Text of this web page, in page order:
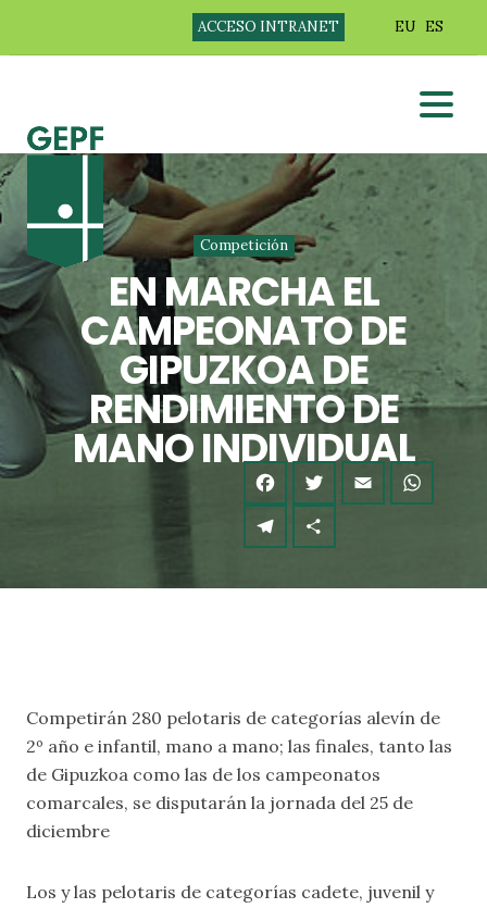
ACCESO INTRANET EU ES
Competición
EN MARCHA EL
CAMPEONATO DE
GIPUZKOA DE
RENDIMIENTO DE
MANO INDIVIDUAL
Competirán 280 pelotaris de categorías alevín de
2º año e infantil, mano a mano; las finales, tanto las
de Gipuzkoa como las de los campeonatos
comarcales, se disputarán la jornada del 25 de
diciembre
Los y las pelotaris de categorías cadete, juvenil y